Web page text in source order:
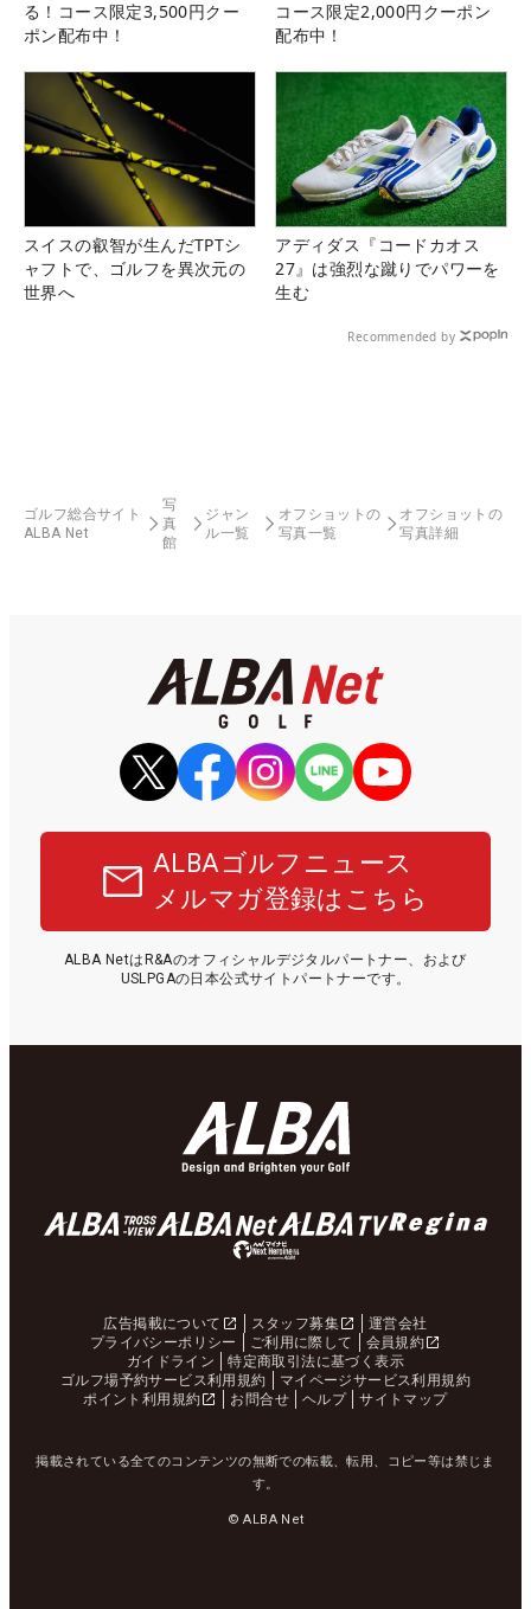
る！コース限定3,500円クー
ポン配布中！
コース限定2,000円クーポン
配布中！
スイスの叡智が生んだTPTシ
ャフトで、ゴルフを異次元の
世界へ
アディダス『コードカオス
27』は強烈な蹴りでパワーを
生む
Recommended by
ゴルフ総合サイト
ALBA Net
写
真
館
ジャン
ル一覧
オフショットの
写真一覧
オフショットの
写真詳細
ALBAゴルフニュース
メルマガ登録はこちら
ALBA NetはR&Aのオフィシャルデジタルパートナー、および
USLPGAの日本公式サイトパートナーです。
広告掲載について スタッフ募集
運営会社
プライバシーポリシー
ご利用に際して
会員規約
ガイドライン
特定商取引法に基づく表示
ゴルフ場予約サービス利用規約
マイページサービス利用規約
ポイント利用規約
お問合せ ヘルプ サイトマップ
掲載されている全てのコンテンツの無断での転載、転用、コピー等は禁じま
す。
© ALBA Net